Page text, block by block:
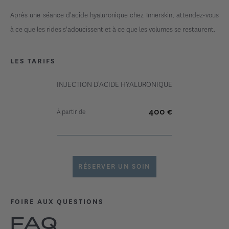
Après une séance d'acide hyaluronique chez Innerskin, attendez-vous
à ce que les rides s'adoucissent et à ce que les volumes se restaurent.
LES TARIFS
INJECTION D'ACIDE HYALURONIQUE
À partir de 400 €
RÉSERVER UN SOIN
FOIRE AUX QUESTIONS
FAQ